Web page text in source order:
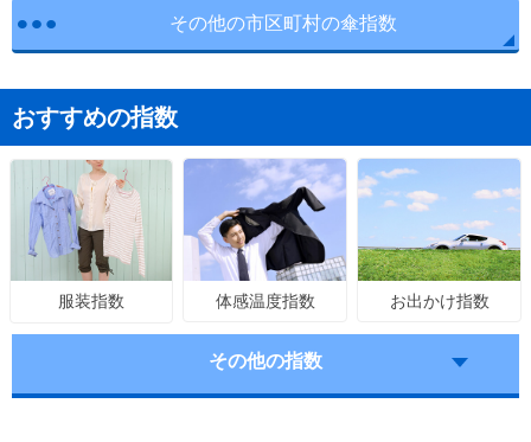
その他の市区町村の傘指数
おすすめの指数
服装指数 体感温度指数 お出かけ指数
その他の指数